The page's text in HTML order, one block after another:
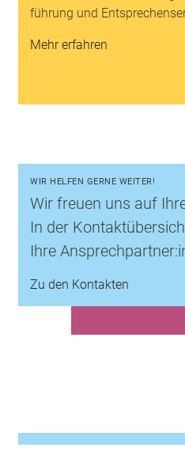
führung und
Mehr erfahren
WIR HELFEN GERNE WEITER!
Wir freuen uns auf
In der
Ihre
Zu den Kontakten